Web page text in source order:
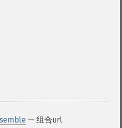
— 组合url